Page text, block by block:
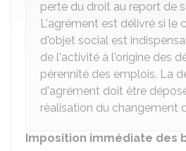
perte du droit au report de
L'agrément est délivré si le
d'objet social est
de l'activité à l'origine des
pérennité des emplois. La
d'agrément doit être
réalisation du changement
Imposition immédiate des